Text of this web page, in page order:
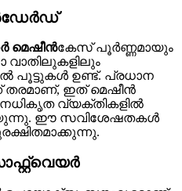
മെഷീൻകേസ് പൂർണ്ണമായും
വാതിലുകളിലും
പൂട്ടുകൾ ഉണ്ട്. പ്രധാന
തരമാണ്, ഇത് മെഷീൻ
വ്യക്തികളിൽ
ഈ സവിശേഷതകൾ